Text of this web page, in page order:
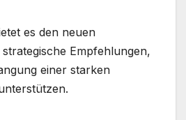
es den neuen
Empfehlungen,
einer starken